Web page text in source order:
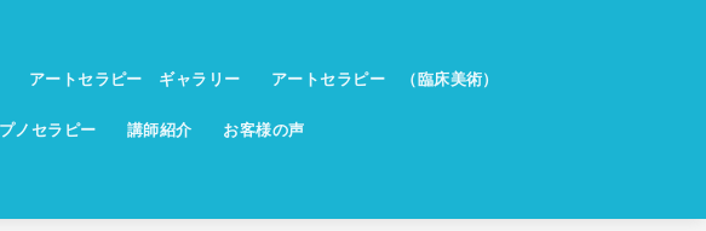
アートセラピー ギャラリー アートセラピー （臨床美術）
ノセラピー 講師紹介 お客様の声